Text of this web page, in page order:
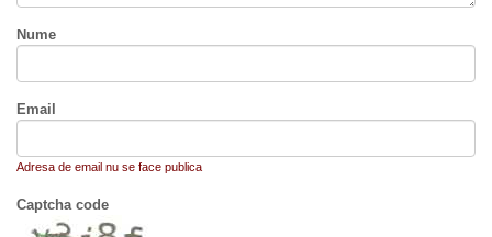
Nume
Email
Adresa de email nu se face publica
Captcha code